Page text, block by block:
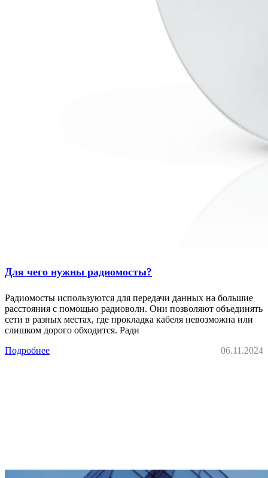
Для чего нужны радиомосты?
Радиомосты используются для передачи данных на большие
расстояния с помощью радиоволн. Они позволяют объединять
сети в разных местах, где прокладка кабеля невозможна или
слишком дорого обходится. Ради
Подробнее
06.11.2024